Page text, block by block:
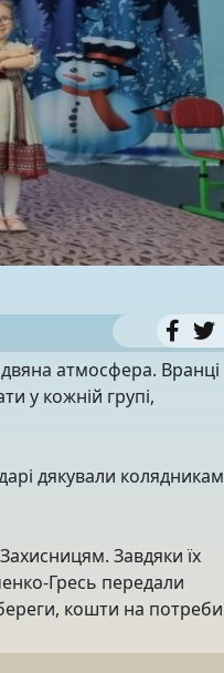
атмосфера. Вранці
у кожній групі,
дякували колядникам
Завдяки їх
Гресь передали
кошти на потреби